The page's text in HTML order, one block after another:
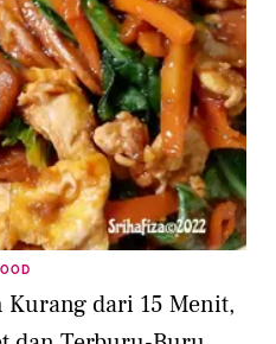
Kurang dari 15 Menit,